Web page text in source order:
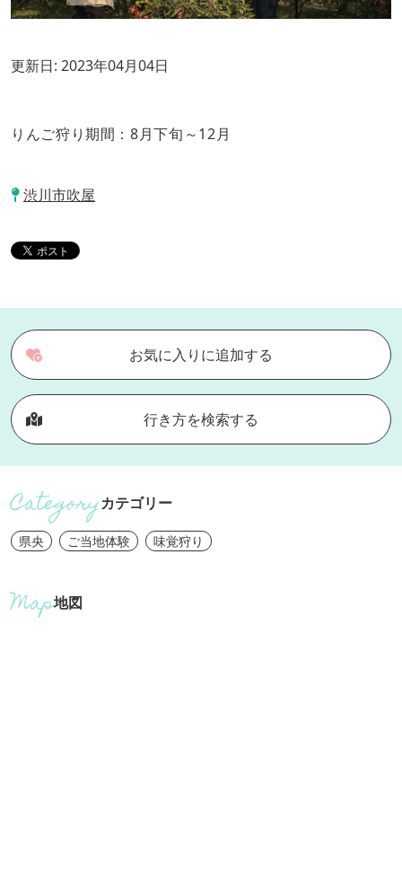
更新日: 2023年04月04日
りんご狩り期間：8月下旬～12月
渋川市吹屋
お気に入りに追加する
行き方を検索する
カテゴリー
県央 ご当地体験 味覚狩り
地図